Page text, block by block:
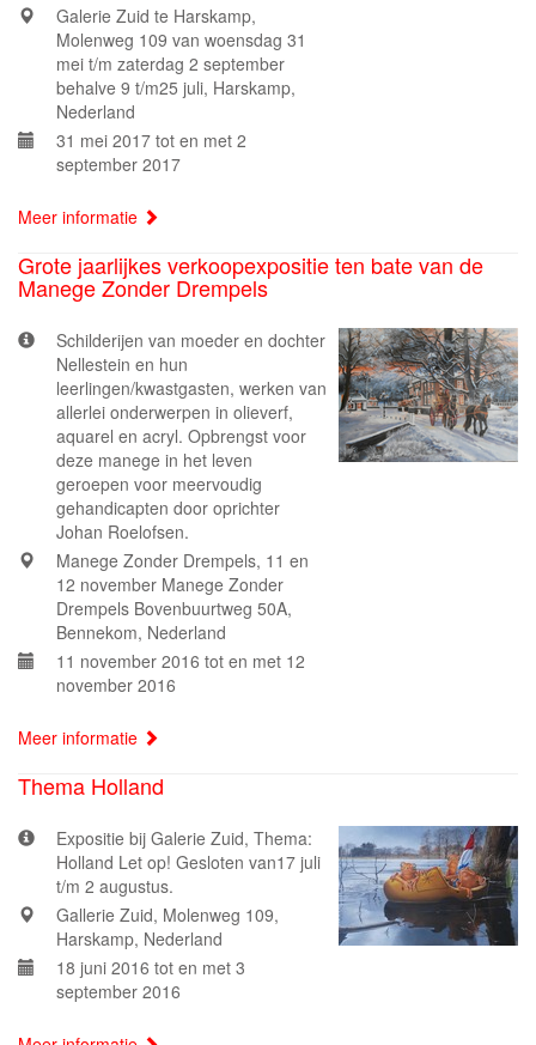
Galerie Zuid te Harskamp,
Molenweg 109 van woensdag 31
mei t/m zaterdag 2 september
behalve 9 t/m25 juli, Harskamp,
Nederland
31 mei 2017 tot en met 2
september 2017
Meer informatie
Grote jaarlijkes verkoopexpositie ten bate van de
Manege Zonder Drempels
Schilderijen van moeder en dochter
Nellestein en hun
leerlingen/kwastgasten, werken van
allerlei onderwerpen in olieverf,
aquarel en acryl. Opbrengst voor
deze manege in het leven
geroepen voor meervoudig
gehandicapten door oprichter
Johan Roelofsen.
Manege Zonder Drempels, 11 en
12 november Manege Zonder
Drempels Bovenbuurtweg 50A,
Bennekom, Nederland
11 november 2016 tot en met 12
november 2016
Meer informatie
Thema Holland
Expositie bij Galerie Zuid, Thema:
Holland Let op! Gesloten van17 juli
t/m 2 augustus.
Gallerie Zuid, Molenweg 109,
Harskamp, Nederland
18 juni 2016 tot en met 3
september 2016